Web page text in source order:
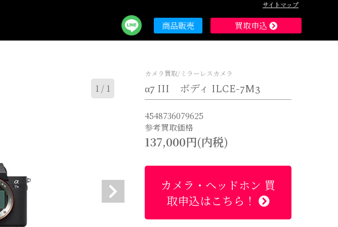
サイトマップ
1 / 1
カメラ買取/ミラーレスカメラ
α7 III ボディ ILCE-7M3
4548736079625
参考買取価格
137,000円(内税)
カメラ・ヘッドホン 買
取申込はこちら！
商品販売 買取申込
レンズ アクセサリ